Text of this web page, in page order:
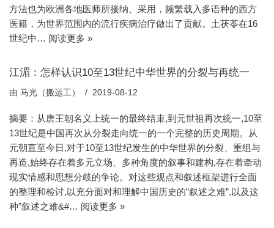
方法也为欧洲各地医师所接纳、采用，频繁载入多语种的西方
医籍，为世界范围内的流行疾病治疗做出了贡献。土茯苓在16
世纪中… 阅读更多 »
江湄：怎样认识10至13世纪中华世界的分裂与再统一
由 马光（搬运工） 2019-08-12
摘要：从唐王朝名义上统一的最终结束,到元世祖再次统一,10至
13世纪是中国再次从分裂走向统一的一个完整的历史周期。从
元朝直至今日,对于10至13世纪发生的中华世界的分裂、重组与
再造,始终存在着多元立场、多种角度的叙事和建构,存在着牵动
现实情感和思想分歧的争论。对这些观点和叙述框架进行全面
的整理和检讨,以充分面对和理解中国历史的”叙述之难”,以及这
种”叙述之难&#… 阅读更多 »